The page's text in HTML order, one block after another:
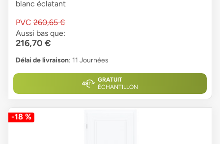
blanc éclatant
PVC 260,65 €
Aussi bas que:
216,70 €
Délai de livraison: 11 Journées
GRATUIT
ÉCHANTILLON
-18 %